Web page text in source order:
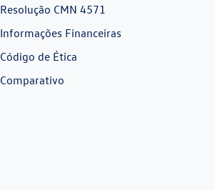
Resolução CMN 4571
Informações Financeiras
Código de Ética
Comparativo